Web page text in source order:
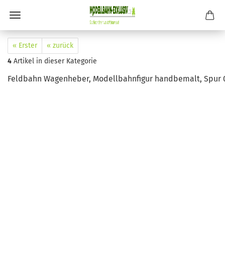
« Erster
« zurück
4 Artikel in dieser Kategorie
Feldbahn Wagenheber, Modellbahnfigur handbemalt, Spur